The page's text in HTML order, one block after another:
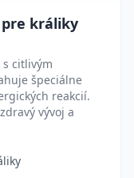
pre králiky
citlivým
špeciálne
reakcií.
vývoj a